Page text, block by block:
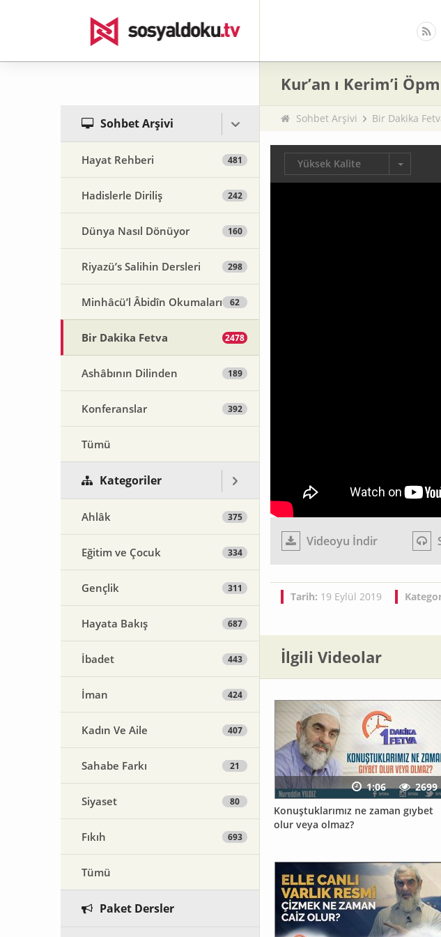
Sohbet Arşivi
Hayat Rehberi 481
Hadislerle Diriliş 242
Dünya Nasıl Dönüyor 160
Riyazü’s Salihin Dersleri 298
Minhâcü’l Âbidîn Okumaları 62
Bir Dakika Fetva 2478
Ashâbının Dilinden 189
Konferanslar 392
Tümü
Kategoriler
Ahlâk 375
Eğitim ve Çocuk 334
Gençlik 311
Hayata Bakış 687
İbadet 443
İman 424
Kadın Ve Aile 407
Sahabe Farkı 21
Siyaset 80
Fıkıh 693
Tümü
Paket Dersler
Kur’an ı Kerim’i
Sohbet Arşivi Bir Dakika
Yüksek Kalite
Videoyu İndir
Tarih: 19 Eylül 2019
İlgili Videolar
Konuştuklarımız ne zaman gıybet
olur veya olmaz?
1:06
2699